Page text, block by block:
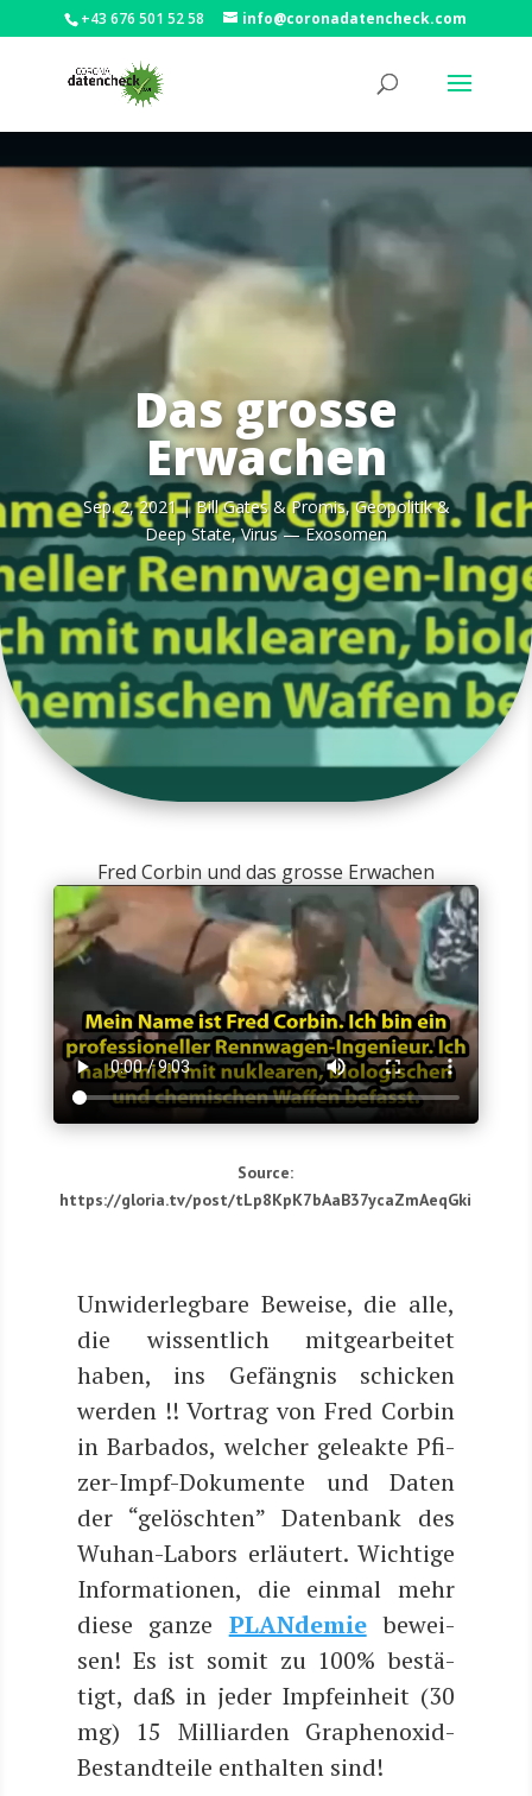
+43 676 501 52 58 info@coronadatencheck.com
Das grosse
Erwachen
Sep. 2, 2021|Bill Gates & Pro­mis,Geo­po­li­tik &
Deep Sta­te,Virus — Exosomen
Fred Corbin und das grosse Erwachen
Source:
https://gloria.tv/post/tLp8KpK7bAaB37ycaZmAeqGki
Unwi­der­leg­ba­re Bewei­se, die alle,
die wis­sent­lich mit­ge­ar­bei­tet
haben, ins Gefäng­nis schi­cken
wer­den !! Vor­trag von Fred Cor­bin
in Bar­ba­dos, wel­cher gele­ak­te Pfi­
zer-Impf-Doku­men­te und Daten
der “gelösch­ten” Daten­bank des
Wuhan-Labors erläu­tert. Wich­ti­ge
Infor­ma­tio­nen, die ein­mal mehr
die­se gan­ze PLAN­de­miebewei­
sen! Es ist somit zu 100% bestä­
tigt, daß in jeder Impf­ein­heit (30
mg) 15 Mil­li­ar­den Gra­phen­oxid-
Bestand­tei­le ent­hal­ten sind!